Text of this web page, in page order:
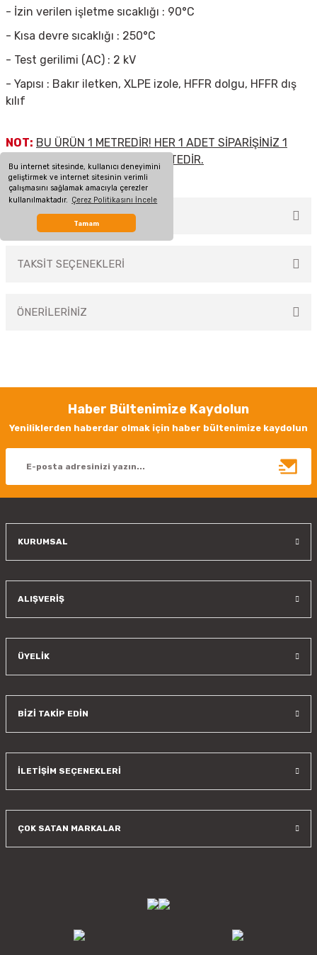
Bu internet sitesinde, kullanıcı deneyimini
geliştirmek ve internet sitesinin verimli
çalışmasını sağlamak amacıyla çerezler
kullanılmaktadır. Çerez Politikasını İncele
Tamam
- İzin verilen işletme sıcaklığı : 90°C
- Kısa devre sıcaklığı : 250°C
- Test gerilimi (AC) : 2 kV
- Yapısı : Bakır iletken, XLPE izole, HFFR dolgu, HFFR dış
kılıf
NOT: BU ÜRÜN 1 METREDİR! HER 1 ADET SİPARİŞİNİZ 1
METRE KABLOYA DENK GELMEKTEDİR.
MÜŞTERİ YORUMLARI
TAKSİT SEÇENEKLERİ
ÖNERİLERİNİZ
Görüş ve önerileriniz için teşekkür ederiz.
Ürün resmi kalitesiz, bozuk veya görüntülenemiyor.
Ürün bilgilerinde hatalar bulunuyor.
Haber Bültenimize Kaydolun
Yeniliklerden haberdar olmak için haber bültenimize kaydolun
KURUMSAL
ALIŞVERİŞ
ÜYELİK
BİZİ TAKİP EDİN
İLETİŞİM SEÇENEKLERİ
ÇOK SATAN MARKALAR